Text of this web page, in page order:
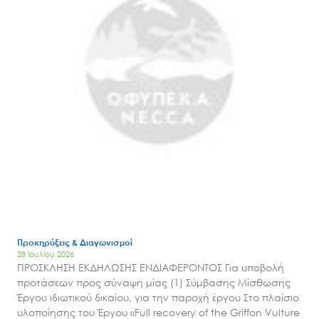
Προκηρύξεις & Διαγωνισμοί
28 Ιουλίου 2026
ΠΡΟΣΚΛΗΣΗ ΕΚΔΗΛΩΣΗΣ ΕΝΔΙΑΦΕΡΟΝΤΟΣ Για υποβολή
προτάσεων προς σύναψη μίας (1) Σύμβασης Μίσθωσης
Έργου ιδιωτικού δικαίου, για την παροχή έργου Στο πλαίσιο
υλοποίησης του Έργου «Full recovery of the Griffon Vulture